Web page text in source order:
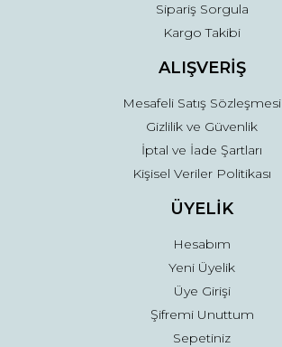
Gönder
Sipariş Sorgula
Kargo Takibi
ALIŞVERİŞ
Mesafeli Satış Sözleşmesi
Gizlilik ve Güvenlik
İptal ve İade Şartları
Kişisel Veriler Politikası
ÜYELİK
Hesabım
Yeni Üyelik
Üye Girişi
Şifremi Unuttum
Sepetiniz